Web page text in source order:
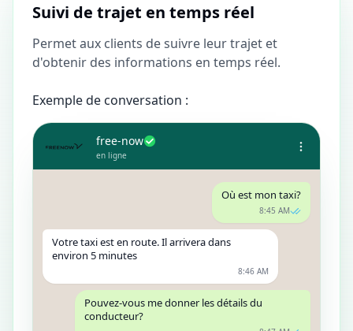
Suivi de trajet en temps réel
Permet aux clients de suivre leur trajet et
d'obtenir des informations en temps réel.
Exemple de conversation :
free-now
en ligne
Où est mon taxi?
8:45 AM
Votre taxi est en route. Il arrivera dans
environ 5 minutes
8:46 AM
Pouvez-vous me donner les détails du
conducteur?